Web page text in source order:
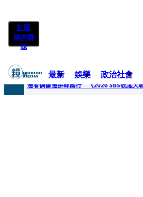
訂閱
紙本雜
誌
最新 娛樂 政治社會
快訊